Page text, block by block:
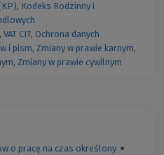
, Kodeks Rodzinny i
, VAT CIT, Ochrona danych
i pism, Zmiany w prawie karnym,
, Zmiany w prawie cywilnym
o pracę na czas określony ●